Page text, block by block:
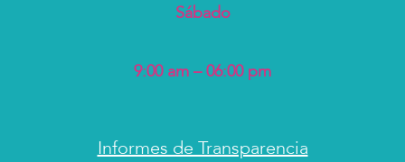
Sábado
9:00 am – 06:00 pm
Informes de Transparencia